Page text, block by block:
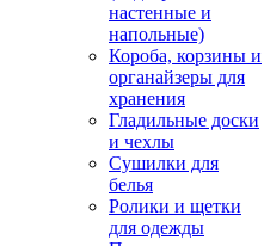
настенные и
напольные)
Короба, корзины и
органайзеры для
хранения
Гладильные доски
и чехлы
Сушилки для
белья
Ролики и щетки
для одежды